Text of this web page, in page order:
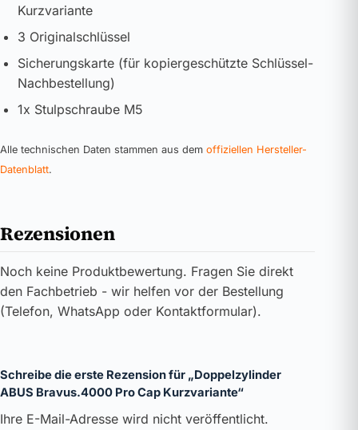
Kurzvariante
3 Originalschlüssel
Sicherungskarte (für kopiergeschützte Schlüssel-
Nachbestellung)
1x Stulpschraube M5
Alle technischen Daten stammen aus dem offiziellen Hersteller-
Datenblatt.
Rezensionen
Noch keine Produktbewertung. Fragen Sie direkt
den Fachbetrieb - wir helfen vor der Bestellung
(Telefon, WhatsApp oder Kontaktformular).
Schreibe die erste Rezension für „Doppelzylinder
ABUS Bravus.4000 Pro Cap Kurzvariante“
Ihre E-Mail-Adresse wird nicht veröffentlicht.